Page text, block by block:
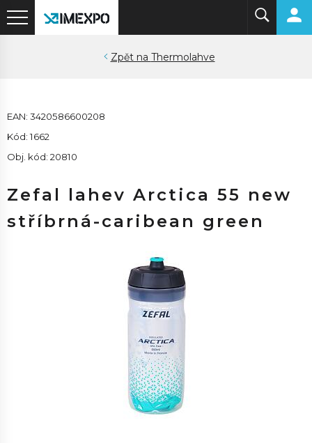
Thermolahve
EAN: 3420586600208
Kód: 1662
Obj. kód: 20810
Zefal lahev Arctica 55 new
stříbrná-caribean green